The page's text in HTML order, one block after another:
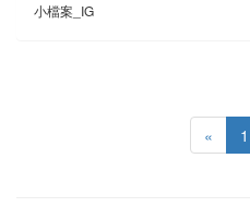
小檔案_IG
« 1